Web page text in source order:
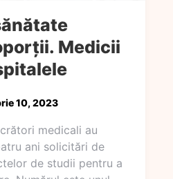
Medicii
10, 2023
medicali au
ani solicitări de
de studii pentru a